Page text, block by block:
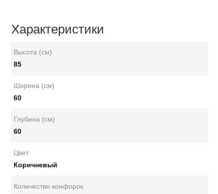
Характеристики
Высота (см)
85
Ширина (см)
60
Глубина (см)
60
Цвет
Коричневый
Количество конфорок